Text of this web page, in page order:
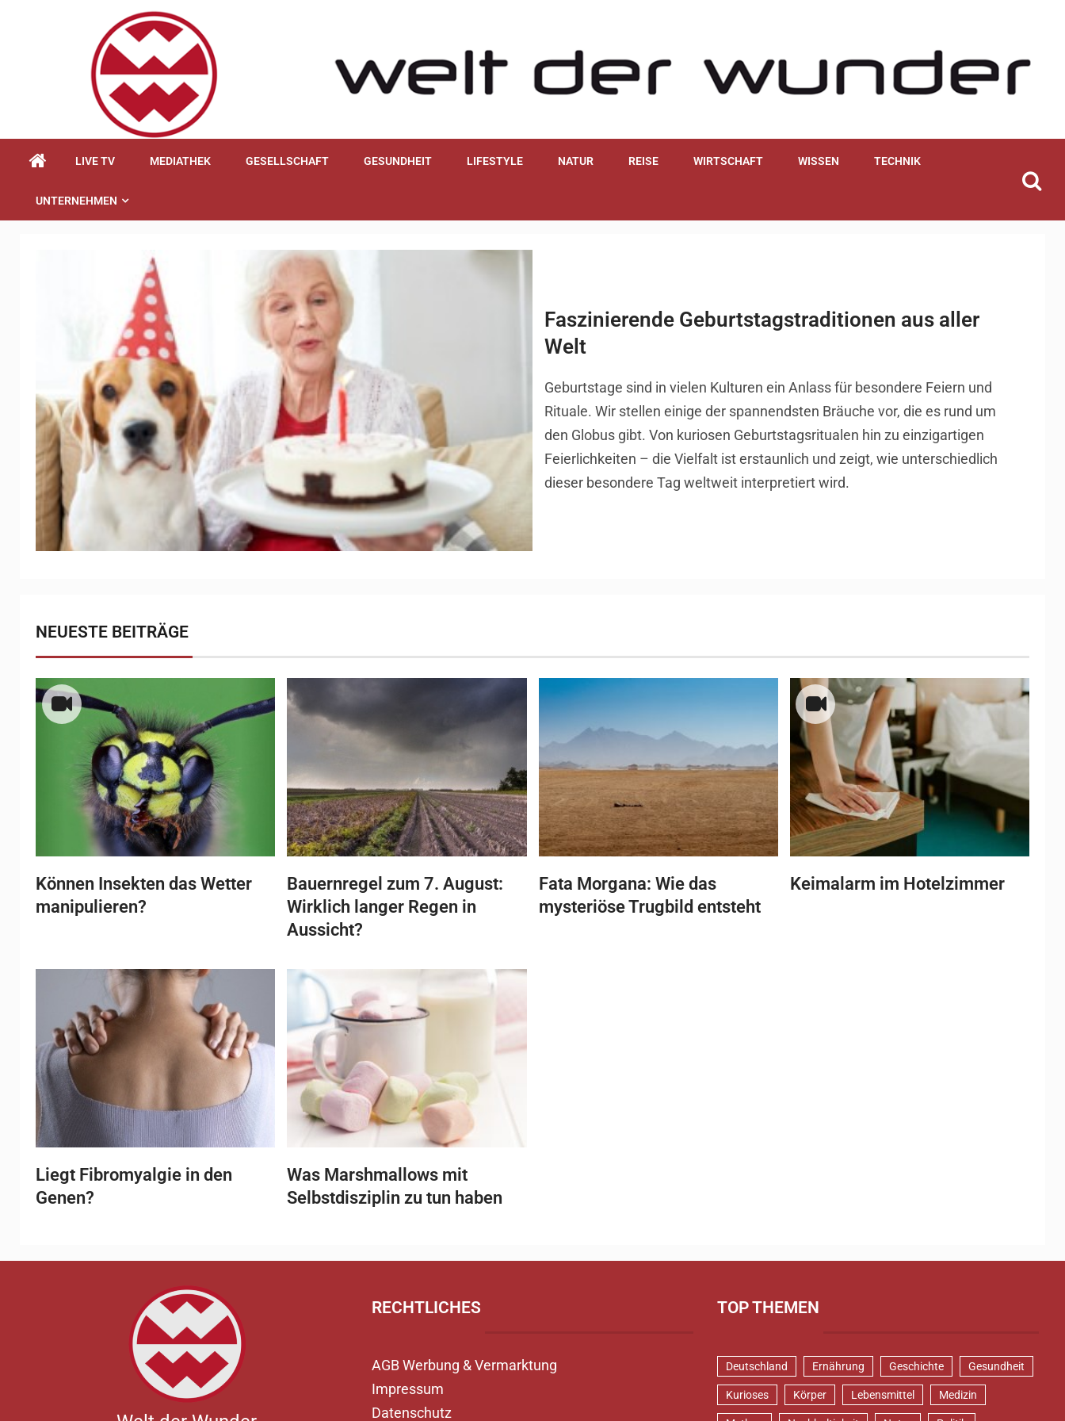
LIVE TV MEDIATHEK GESELLSCHAFT GESUNDHEIT LIFESTYLE NATUR REISE WIRTSCHAFT WISSEN TECHNIK
UNTERNEHMEN
Faszinierende Geburtstagstraditionen aus aller
Welt
Geburtstage sind in vielen Kulturen ein Anlass für besondere Feiern und
Rituale. Wir stellen einige der spannendsten Bräuche vor, die es rund um
den Globus gibt. Von kuriosen Geburtstagsritualen hin zu einzigartigen
Feierlichkeiten – die Vielfalt ist erstaunlich und zeigt, wie unterschiedlich
dieser besondere Tag weltweit interpretiert wird.
NEUESTE BEITRÄGE
Können Insekten das Wetter
manipulieren?
Bauernregel zum 7. August:
Wirklich langer Regen in
Aussicht?
Fata Morgana: Wie das
mysteriöse Trugbild entsteht
Keimalarm im Hotelzimmer
Liegt Fibromyalgie in den
Genen?
Was Marshmallows mit
Selbstdisziplin zu tun haben
RECHTLICHES
AGB Werbung & Vermarktung
Impressum
Datenschutz
TOP THEMEN
Deutschland Ernährung Geschichte Gesundheit
Kurioses Körper Lebensmittel Medizin